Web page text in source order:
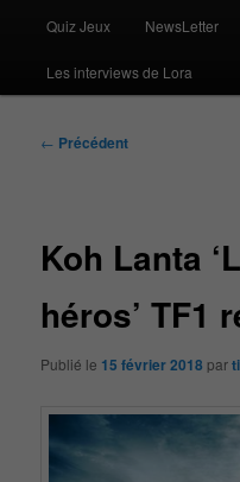
Quiz Jeux NewsLetter
Les interviews de Lora
Navigation
← Précédent
Koh Lanta
héros’ TF1
Publié le 15 février 2018 par